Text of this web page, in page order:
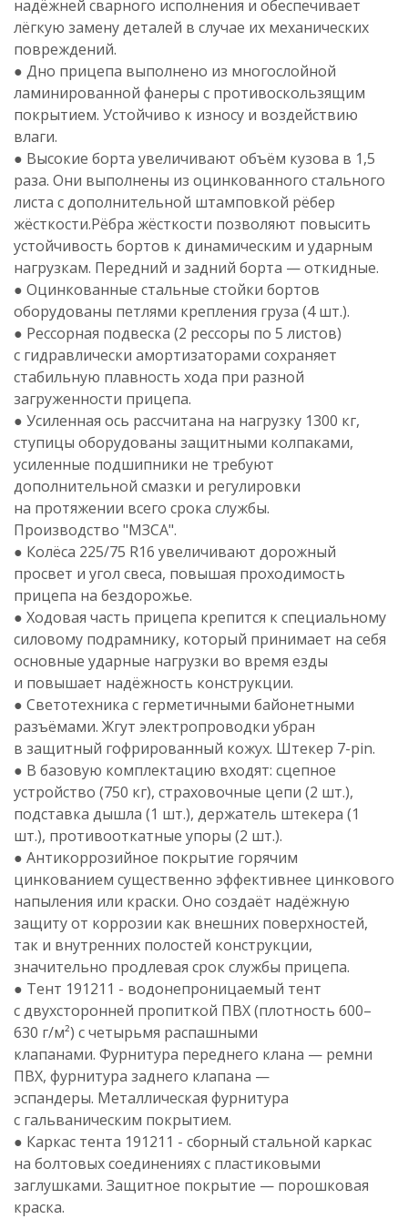
надёжней сварного исполнения и обеспечивает
лёгкую замену деталей в случае их механических
повреждений.
● Дно прицепа выполнено из многослойной
ламинированной фанеры с противоскользящим
покрытием. Устойчиво к износу и воздействию
влаги.
● Высокие борта увеличивают объём кузова в 1,5
раза. Они выполнены из оцинкованного стального
листа с дополнительной штамповкой рёбер
жёсткости.Рёбра жёсткости позволяют повысить
устойчивость бортов к динамическим и ударным
нагрузкам. Передний и задний борта — откидные.
● Оцинкованные стальные стойки бортов
оборудованы петлями крепления груза (4 шт.).
● Рессорная подвеска (2 рессоры по 5 листов)
с гидравлически амортизаторами сохраняет
стабильную плавность хода при разной
загруженности прицепа.
● Усиленная ось рассчитана на нагрузку 1300 кг,
ступицы оборудованы защитными колпаками,
усиленные подшипники не требуют
дополнительной смазки и регулировки
на протяжении всего срока службы.
Производство "МЗСА".
● Колёса 225/75 R16 увеличивают дорожный
просвет и угол свеса, повышая проходимость
прицепа на бездорожье.
● Ходовая часть прицепа крепится к специальному
силовому подрамнику, который принимает на себя
основные ударные нагрузки во время езды
и повышает надёжность конструкции.
● Светотехника с герметичными байонетными
разъёмами. Жгут электропроводки убран
в защитный гофрированный кожух. Штекер 7-pin.
● В базовую комплектацию входят: сцепное
устройство (750 кг), страховочные цепи (2 шт.),
подставка дышла (1 шт.), держатель штекера (1
шт.), противооткатные упоры (2 шт.).
● Антикоррозийное покрытие горячим
цинкованием существенно эффективнее цинкового
напыления или краски. Оно создаёт надёжную
защиту от коррозии как внешних поверхностей,
так и внутренних полостей конструкции,
значительно продлевая срок службы прицепа.
● Тент 191211 - водонепроницаемый тент
с двухсторонней пропиткой ПВХ (плотность 600–
630 г/м²) с четырьмя распашными
клапанами. Фурнитура переднего клана — ремни
ПВХ, фурнитура заднего клапана —
эспандеры. Металлическая фурнитура
с гальваническим покрытием.
● Каркас тента 191211 - сборный стальной каркас
на болтовых соединениях с пластиковыми
заглушками. Защитное покрытие — порошковая
краска.